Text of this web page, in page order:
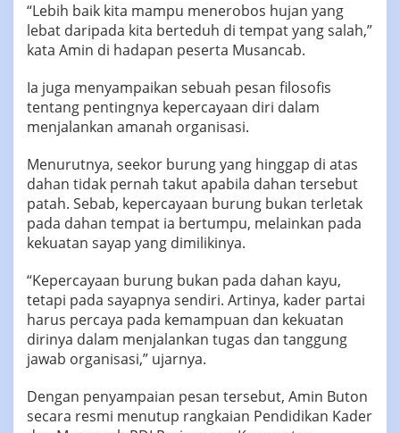
“Lebih baik kita mampu menerobos hujan yang
lebat daripada kita berteduh di tempat yang salah,”
kata Amin di hadapan peserta Musancab.
Ia juga menyampaikan sebuah pesan filosofis
tentang pentingnya kepercayaan diri dalam
menjalankan amanah organisasi.
Menurutnya, seekor burung yang hinggap di atas
dahan tidak pernah takut apabila dahan tersebut
patah. Sebab, kepercayaan burung bukan terletak
pada dahan tempat ia bertumpu, melainkan pada
kekuatan sayap yang dimilikinya.
“Kepercayaan burung bukan pada dahan kayu,
tetapi pada sayapnya sendiri. Artinya, kader partai
harus percaya pada kemampuan dan kekuatan
dirinya dalam menjalankan tugas dan tanggung
jawab organisasi,” ujarnya.
Dengan penyampaian pesan tersebut, Amin Buton
secara resmi menutup rangkaian Pendidikan Kader